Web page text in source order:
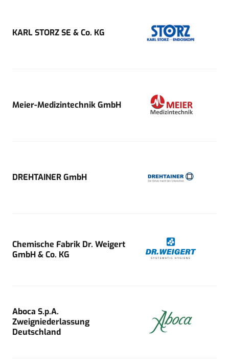
KARL STORZ SE & Co. KG
Meier-Medizintechnik GmbH
DREHTAINER GmbH
Chemische Fabrik Dr. Weigert
GmbH & Co. KG
Aboca S.p.A.
Zweigniederlassung
Deutschland